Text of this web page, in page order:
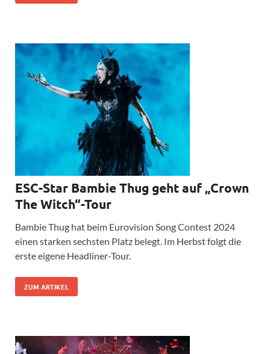
ESC-Star Bambie Thug geht auf „Crown
The Witch“-Tour
Bambie Thug hat beim Eurovision Song Contest 2024
einen starken sechsten Platz belegt. Im Herbst folgt die
erste eigene Headliner-Tour.
ZUM ARTIKEL